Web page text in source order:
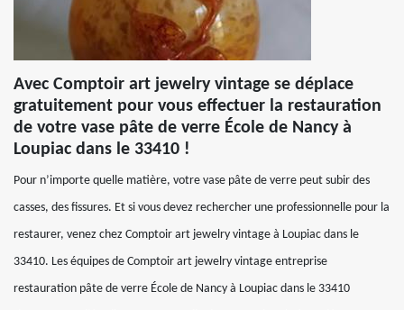
Avec Comptoir art jewelry vintage se déplace
gratuitement pour vous effectuer la restauration
de votre vase pâte de verre École de Nancy à
Loupiac dans le 33410 !
Pour n’importe quelle matière, votre vase pâte de verre peut subir des
casses, des fissures. Et si vous devez rechercher une professionnelle pour la
restaurer, venez chez Comptoir art jewelry vintage à Loupiac dans le
33410. Les équipes de Comptoir art jewelry vintage entreprise
restauration pâte de verre École de Nancy à Loupiac dans le 33410